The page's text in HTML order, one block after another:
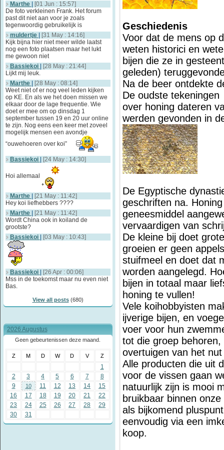
Marthe
[01 Jun : 15:57]
De foto verkleinen Frank. Het forum
past dit niet aan voor je zoals
tegenwoordig gebruikelijk is
muldertje
[31 May : 14:16]
Kijk bijna hier niet meer wilde laatst
nog een foto plaatsen maar het lukt
me gewoon niet
Bassiekoi
[28 May : 21:44]
Lijkt mij leuk.
Marthe
[28 May : 08:14]
Weet niet of er nog veel leden kijken
op KE. En als we het doen missen we
elkaar door de lage frequentie. Wie
doet er mee om op dinsdag 1
september tussen 19 en 20 uur online
te zijn. Nog eens een keer met zoveel
mogelijk mensen een avondje
“ouwehoeren over koi”
Bassiekoi [24 May : 14:30]
Hoi allemaal
Marthe
[21 May : 11:42]
Hey koi liefhebbers ????
Marthe
[21 May : 11:42]
Wordt China ook in koiland de
grootste?
Bassiekoi
[03 May : 10:43]
Bassiekoi
[26 Apr : 00:06]
Mss in de toekomst maar nu even niet
Bas.
View all posts(680)
2026 Augustus
Geen gebeurtenissen deze maand.
Z M D W D V Z
1
2
3 4 5 6 7
8
9
10 11 12 13 14
15
16
17 18 19 20 21
22
23
24 25 26 27 28
29
30
31
Geschiedenis
Voor dat de mens op
weten historici en
bijen die ze in
geleden)
Na de beer ontdekte
De oudste tekeningen
over honing dateren
werden gevonden in
De Egyptische
geschriften na.
geneesmiddel
vervaardigen van
De kleine bij doet
groeien er geen
stuifmeel en doet dat
worden aangelegd.
bijen in totaal maar
honing te vullen!
Vele koihobbyisten
ijverige bijen, en
voer voor hun
tot die groep
overtuigen van het
Alle producten die uit
voor de vissen gaan
natuurlijk zijn is mooi
bruikbaar binnen
als bijkomend
eenvoudig via een
koop.